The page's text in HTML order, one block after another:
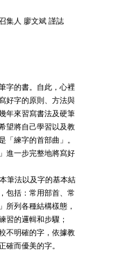
集人 廖文斌 謹誌
字的書。自此，心裡
好字的原則、方法與
年來習寫書法及硬筆
望將自己學習以及教
「練字的首部曲」。
進一步完整地將寫好
筆法以及字的基本結
包括：常用部首、常
所列各種結構樣態，
習的邏輯和步驟；
不明確的字，依據教
確而優美的字。